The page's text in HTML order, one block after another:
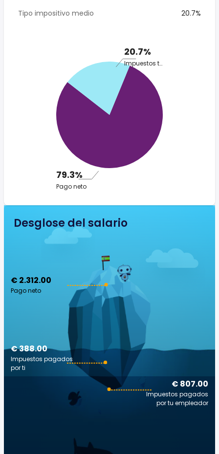
Tipo impositivo medio
20.7%
20.7%
Impuestos totales
79.3%
Pago neto
Desglose del salario
€ 2.312.00
Pago neto
€ 807.00
Impuestos pagados
por tu empleador
€ 388.00
Impuestos pagados
por ti